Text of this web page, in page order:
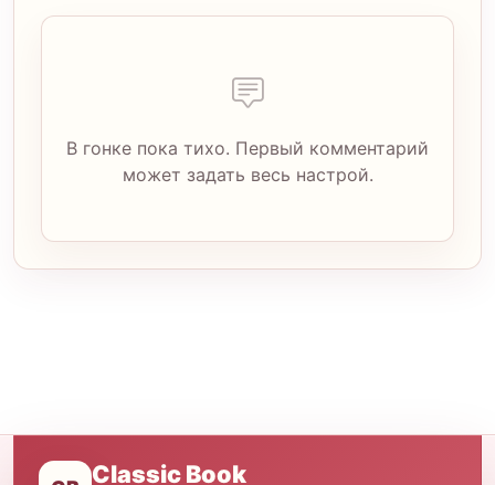
В гонке пока тихо. Первый комментарий
может задать весь настрой.
Classic Book